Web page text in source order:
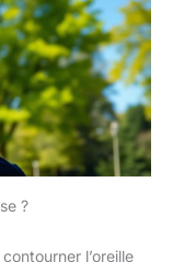
?
l’oreille